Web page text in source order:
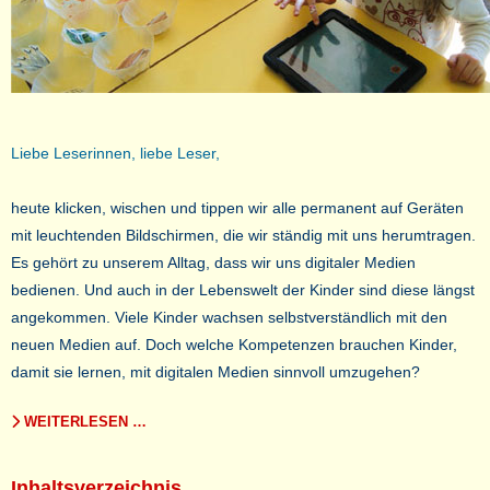
Liebe Leserinnen, liebe Leser,
heute klicken, wischen und tippen wir alle permanent auf Geräten
mit leuchtenden Bildschirmen, die wir ständig mit uns herumtragen.
Es gehört zu unserem Alltag, dass wir uns digitaler Medien
bedienen. Und auch in der Lebenswelt der Kinder sind diese längst
angekommen. Viele Kinder wachsen selbstverständlich mit den
neuen Medien auf. Doch welche Kompetenzen brauchen Kinder,
damit sie lernen, mit digitalen Medien sinnvoll umzugehen?
WEITERLESEN …